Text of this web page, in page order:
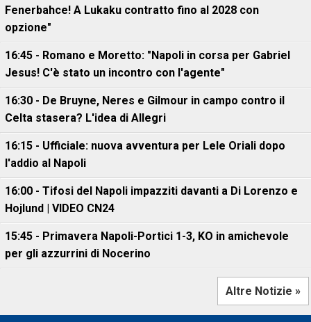
Fenerbahce! A Lukaku contratto fino al 2028 con
opzione"
16:45 - Romano e Moretto: "Napoli in corsa per Gabriel
Jesus! C'è stato un incontro con l'agente"
16:30 - De Bruyne, Neres e Gilmour in campo contro il
Celta stasera? L'idea di Allegri
16:15 - Ufficiale: nuova avventura per Lele Oriali dopo
l'addio al Napoli
16:00 - Tifosi del Napoli impazziti davanti a Di Lorenzo e
Hojlund | VIDEO CN24
15:45 - Primavera Napoli-Portici 1-3, KO in amichevole
per gli azzurrini di Nocerino
Altre Notizie »